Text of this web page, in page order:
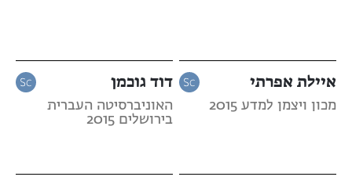
איילת אפרתי
מכון ויצמן למדע 2015
דוד גוכמן
האוניברסיטה העברית
בירושלים 2015